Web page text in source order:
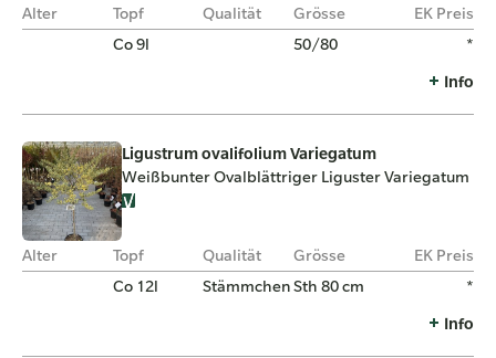
Alter Topf Qualität Grösse
EK Preis
Co 9l
50/80 *
Info
Ligustrum ovalifolium Variegatum
Weißbunter Ovalblättriger Liguster Variegatum
Alter Topf Qualität Grösse
EK Preis
Co 12l
StämmchenSth 80 cm *
Info